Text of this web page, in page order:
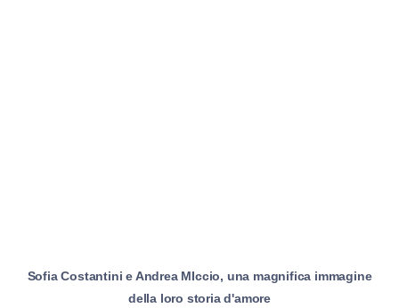
Sofia Costantini e Andrea MIccio, una magnifica immagine
della loro storia d'amore